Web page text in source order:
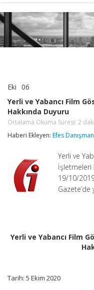
Eki 06
Yabancı
Film
Gösterimi
Sinema
Hakkında
Duyuru
Ortalama
Okuma
Süresi:
Yerli ve Yabancı Film
Hakkında Duyuru
Ortalama Okuma Süresi: 2
Haberi Ekleyen: Efes
Yerli ve
İşletmeleri
19/10/
Gazete’de
Yerli ve Yabancı Film
Tarih: 5 Ekim 2020